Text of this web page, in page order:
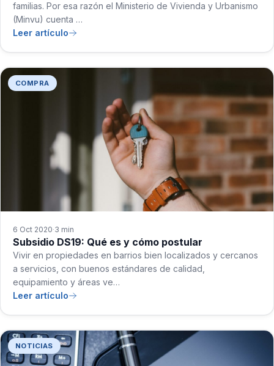
familias. Por esa razón el Ministerio de Vivienda y Urbanismo
(Minvu) cuenta …
Leer artículo
COMPRA
6 Oct 2020·3 min
Subsidio DS19: Qué es y cómo postular
Vivir en propiedades en barrios bien localizados y cercanos
a servicios, con buenos estándares de calidad,
equipamiento y áreas ve…
Leer artículo
NOTICIAS